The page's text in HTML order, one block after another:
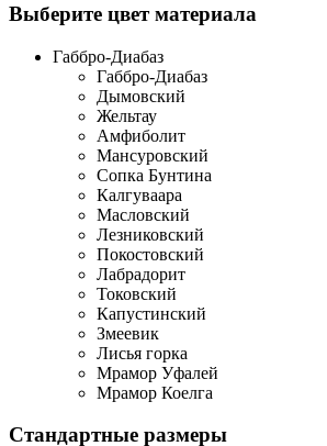
Выберите цвет материала
Габбро-Диабаз
Габбро-Диабаз
Дымовский
Жельтау
Амфиболит
Мансуровский
Сопка Бунтина
Калгуваара
Масловский
Лезниковский
Покостовский
Лабрадорит
Токовский
Капустинский
Змеевик
Лисья горка
Мрамор Уфалей
Мрамор Коелга
Стандартные размеры